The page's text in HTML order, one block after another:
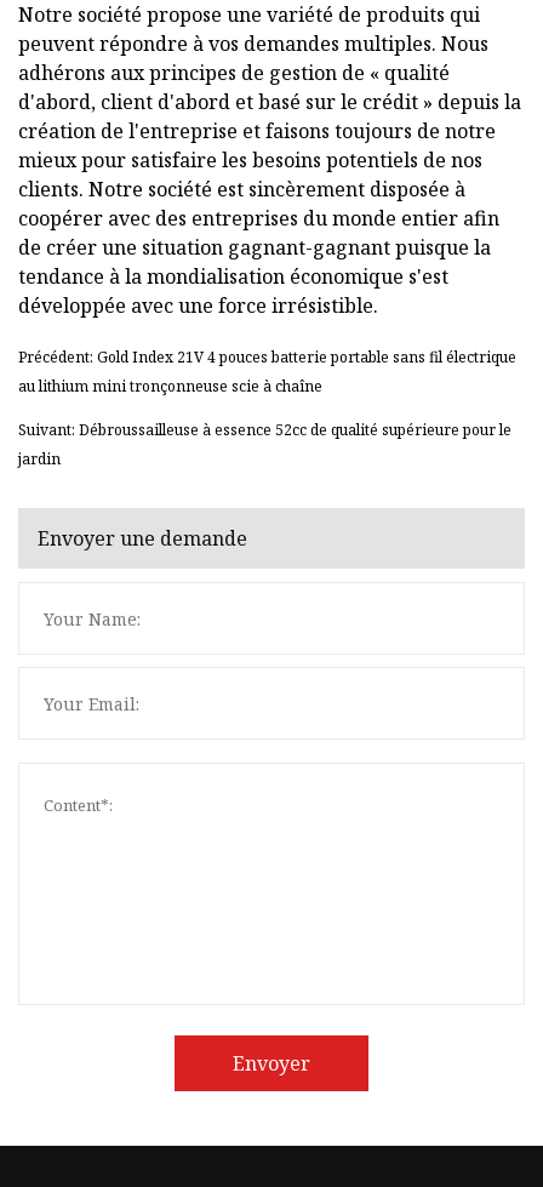
Notre société propose une variété de produits qui
peuvent répondre à vos demandes multiples. Nous
adhérons aux principes de gestion de « qualité
d'abord, client d'abord et basé sur le crédit » depuis la
création de l'entreprise et faisons toujours de notre
mieux pour satisfaire les besoins potentiels de nos
clients. Notre société est sincèrement disposée à
coopérer avec des entreprises du monde entier afin
de créer une situation gagnant-gagnant puisque la
tendance à la mondialisation économique s'est
développée avec une force irrésistible.
Précédent: Gold Index 21V 4 pouces batterie portable sans fil électrique
au lithium mini tronçonneuse scie à chaîne
Suivant: Débroussailleuse à essence 52cc de qualité supérieure pour le
jardin
Envoyer une demande
Envoyer